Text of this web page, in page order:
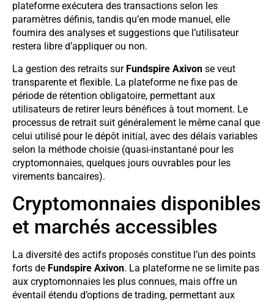
plateforme exécutera des transactions selon les
paramètres définis, tandis qu’en mode manuel, elle
fournira des analyses et suggestions que l’utilisateur
restera libre d’appliquer ou non.
La gestion des retraits sur Fundspire Axivon se veut
transparente et flexible. La plateforme ne fixe pas de
période de rétention obligatoire, permettant aux
utilisateurs de retirer leurs bénéfices à tout moment. Le
processus de retrait suit généralement le même canal que
celui utilisé pour le dépôt initial, avec des délais variables
selon la méthode choisie (quasi-instantané pour les
cryptomonnaies, quelques jours ouvrables pour les
virements bancaires).
Cryptomonnaies disponibles
et marchés accessibles
La diversité des actifs proposés constitue l’un des points
forts de Fundspire Axivon. La plateforme ne se limite pas
aux cryptomonnaies les plus connues, mais offre un
éventail étendu d’options de trading, permettant aux